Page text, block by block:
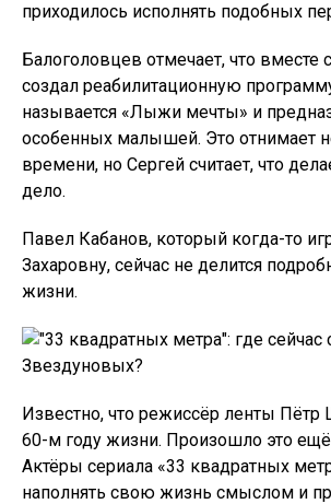
приходилось исполнять подобных
Балоголовцев отмечает, что
создал реабилитационную
называется «Лыжи мечты» и
особенных малышей. Это отнимает
времени, но Сергей считает, что
дело.
Павел Кабанов, который когда-то
Захаровну, сейчас не делится
жизни.
Известно, что режиссёр ленты Пётр
60-м году жизни. Произошло это ещё
Актёры сериала «33 квадратных
наполнять свою жизнь смыслом и